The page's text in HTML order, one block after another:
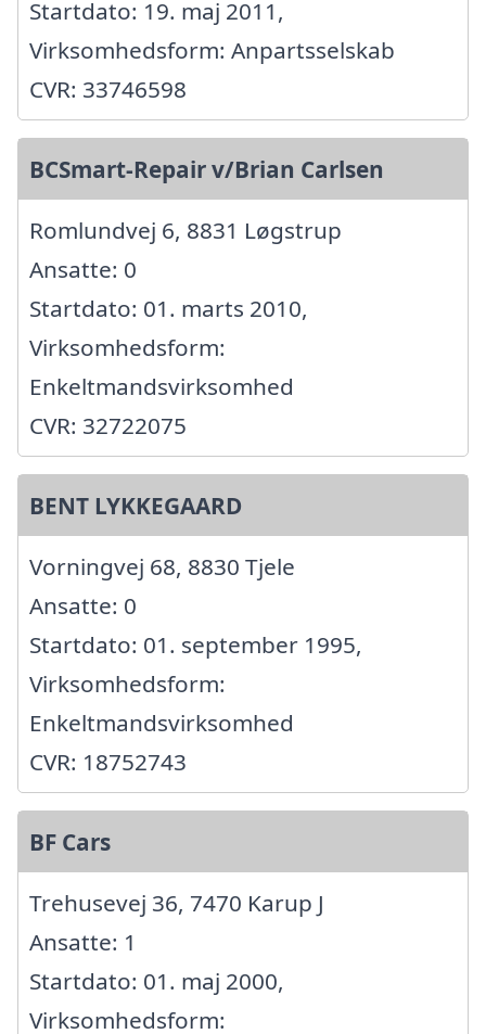
Startdato: 19. maj 2011,
Virksomhedsform: Anpartsselskab
CVR: 33746598
BCSmart-Repair v/Brian Carlsen
Romlundvej 6, 8831 Løgstrup
Ansatte: 0
Startdato: 01. marts 2010,
Virksomhedsform:
Enkeltmandsvirksomhed
CVR: 32722075
BENT LYKKEGAARD
Vorningvej 68, 8830 Tjele
Ansatte: 0
Startdato: 01. september 1995,
Virksomhedsform:
Enkeltmandsvirksomhed
CVR: 18752743
BF Cars
Trehusevej 36, 7470 Karup J
Ansatte: 1
Startdato: 01. maj 2000,
Virksomhedsform: